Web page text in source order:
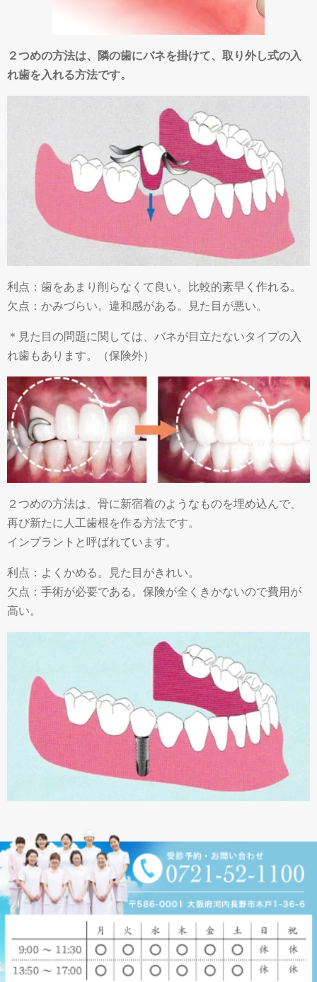
２つめの方法は、隣の歯にバネを掛けて、取り外し式の入
れ歯を入れる方法です。
利点：歯をあまり削らなくて良い。比較的素早く作れる。
欠点：かみづらい。違和感がある。見た目が悪い。
＊見た目の問題に関しては、バネが目立たないタイプの入
れ歯もあります。（保険外）
２つめの方法は、骨に新宿着のようなものを埋め込んで、
再び新たに人工歯根を作る方法です。
インプラントと呼ばれています。
利点：よくかめる。見た目がきれい。
欠点：手術が必要である。保険が全くきかないので費用が
高い。